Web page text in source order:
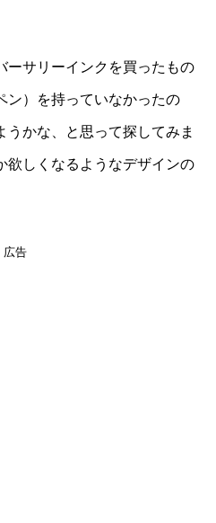
ーサリーインクを買ったもの
ン）を持っていなかったの
うかな、と思って探してみま
欲しくなるようなデザインの
広告